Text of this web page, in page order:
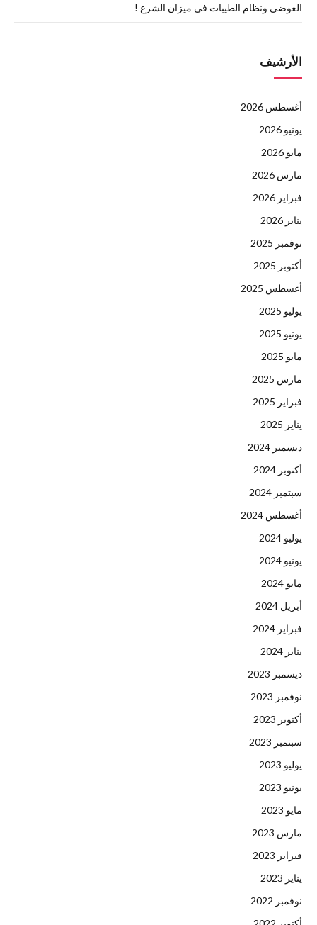
العوضي ونظام الطيبات في ميزان الشرع !
الأرشيف
أغسطس 2026
يونيو 2026
مايو 2026
مارس 2026
فبراير 2026
يناير 2026
نوفمبر 2025
أكتوبر 2025
أغسطس 2025
يوليو 2025
يونيو 2025
مايو 2025
مارس 2025
فبراير 2025
يناير 2025
ديسمبر 2024
أكتوبر 2024
سبتمبر 2024
أغسطس 2024
يوليو 2024
يونيو 2024
مايو 2024
أبريل 2024
فبراير 2024
يناير 2024
ديسمبر 2023
نوفمبر 2023
أكتوبر 2023
سبتمبر 2023
يوليو 2023
يونيو 2023
مايو 2023
مارس 2023
فبراير 2023
يناير 2023
نوفمبر 2022